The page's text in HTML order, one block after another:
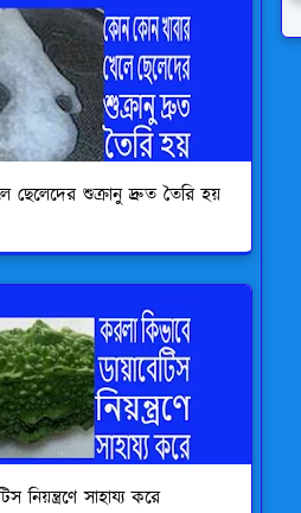
ছেলেদের শুক্রানু দ্রুত তৈরি হয়
নিয়ন্ত্রণে সাহায্য করে